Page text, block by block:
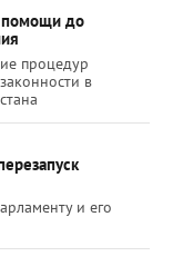
помощи до
процедур
в
и его